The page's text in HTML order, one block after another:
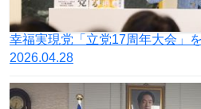
幸福実現党「立党17周年大会」
2026.04.28